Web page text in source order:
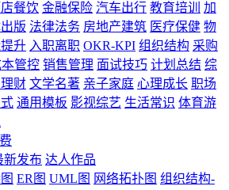
餐饮 金融保险 汽车出行 教育培训
加
版 法律法务 房地产建筑 医疗保健 物
升 入职离职 OKR-KPI 组织结构 采购
管控 销售管理 面试技巧 计划总结 综
财 文学名著 亲子家庭 心理成长 职场
通用模板 影视综艺 生活常识 体育游
新发布 达人作品
ER图 UML图 网络拓扑图 组织结构-